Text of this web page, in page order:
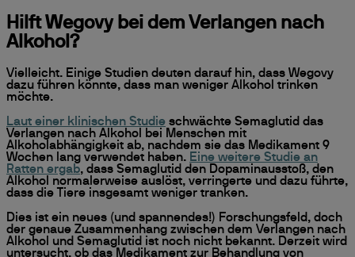
Hilft Wegovy bei dem Verlangen nach
Alkohol?
Vielleicht. Einige Studien deuten darauf hin, dass Wegovy
dazu führen könnte, dass man weniger Alkohol trinken
möchte.
Laut einer klinischen Studie schwächte Semaglutid das
Verlangen nach Alkohol bei Menschen mit
Alkoholabhängigkeit ab, nachdem sie das Medikament 9
Wochen lang verwendet haben. Eine weitere Studie an
Ratten ergab, dass Semaglutid den Dopaminausstoß, den
Alkohol normalerweise auslöst, verringerte und dazu führte,
dass die Tiere insgesamt weniger tranken.
Dies ist ein neues (und spannendes!) Forschungsfeld, doch
der genaue Zusammenhang zwischen dem Verlangen nach
Alkohol und Semaglutid ist noch nicht bekannt. Derzeit wird
untersucht, ob das Medikament zur Behandlung von